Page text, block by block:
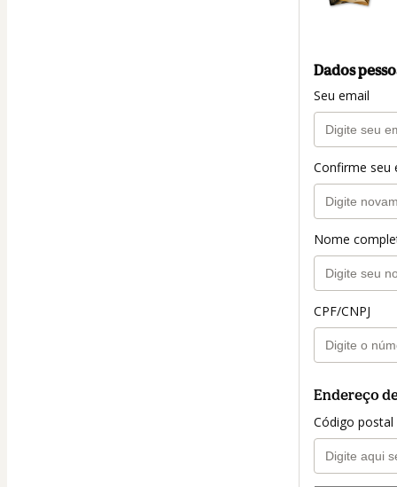
Dados
Seu email
Confirme seu
Nome
CPF/CNPJ
Endereço
Código postal